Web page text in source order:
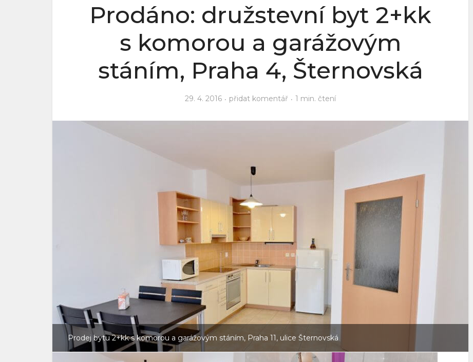
Prodáno: družstevní byt 2+kk
s komorou a garážovým
stáním, Praha 4, Šternovská
29. 4. 2016 přidat komentář 1 min. čtení
Prodej bytu 2+kk s komorou a garážovým stáním, Praha 11, ulice Šternovská